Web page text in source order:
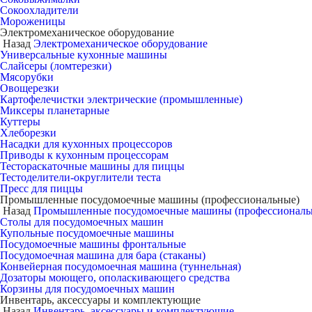
Сокоохладители
Мороженицы
Электромеханическое оборудование
Назад Электромеханическое оборудование
Универсальные кухонные машины
Слайсеры (ломтерезки)
Мясорубки
Овощерезки
Картофелечистки электрические (промышленные)
Миксеры планетарные
Куттеры
Хлеборезки
Насадки для кухонных процессоров
Приводы к кухонным процессорам
Тестораскаточные машины для пиццы
Тестоделители-округлители теста
Пресс для пиццы
Промышленные посудомоечные машины (профессиональные)
Назад Промышленные посудомоечные машины
Столы для посудомоечных машин
Купольные посудомоечные машины
Посудомоечные машины фронтальные
Посудомоечная машина для бара (стаканы)
Конвейерная посудомоечная машина (туннельная)
Дозаторы моющего, ополаскивающего средства
Корзины для посудомоечных машин
Инвентарь, аксессуары и комплектующие